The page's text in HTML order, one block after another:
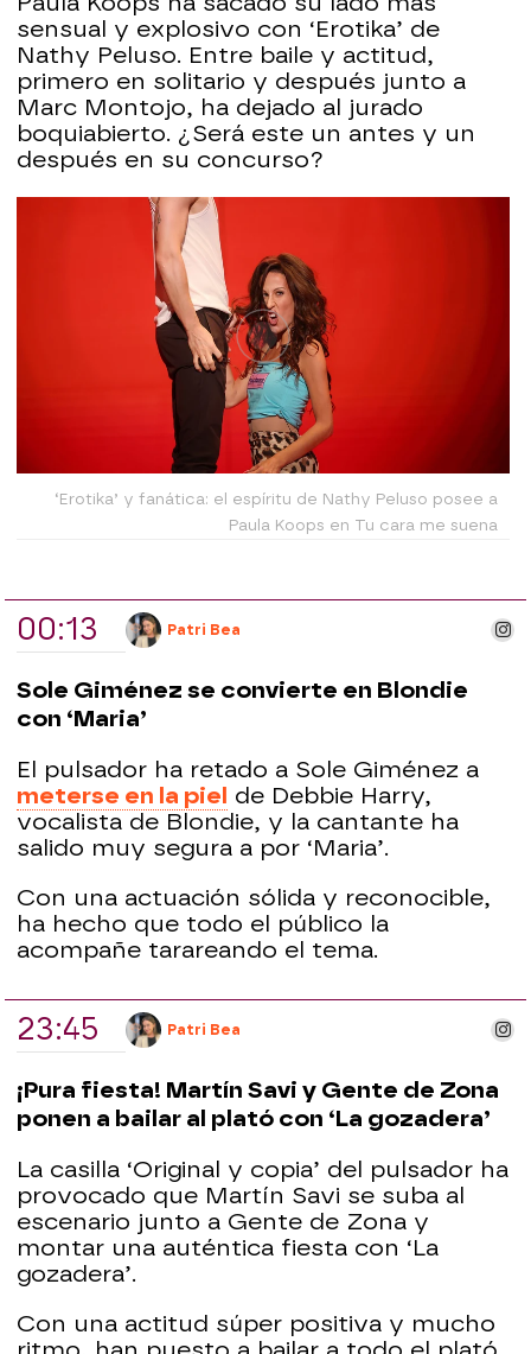
sensual y explosivo con ‘Erotika’ de
Nathy Peluso. Entre baile y actitud,
primero en solitario y después junto a
Marc Montojo, ha dejado al jurado
boquiabierto. ¿Será este un antes y un
después en su concurso?
‘Erotika’ y fanática: el espíritu de Nathy Peluso posee a
Paula Koops en Tu cara me suena
00:13 Patri Bea
Sole Giménez se convierte en Blondie
con ‘Maria’
El pulsador ha retado a Sole Giménez a
meterse en la piel de Debbie Harry,
vocalista de Blondie, y la cantante ha
salido muy segura a por ‘Maria’.
Con una actuación sólida y reconocible,
ha hecho que todo el público la
acompañe tarareando el tema.
23:45 Patri Bea
¡Pura fiesta! Martín Savi y Gente de Zona
ponen a bailar al plató con ‘La gozadera’
La casilla ‘Original y copia’ del pulsador ha
provocado que Martín Savi se suba al
escenario junto a Gente de Zona y
montar una auténtica fiesta con ‘La
gozadera’.
Con una actitud súper positiva y mucho